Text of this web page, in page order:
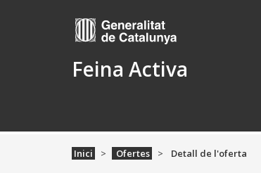
Feina Activa
Inici Ofertes Detall de l'oferta